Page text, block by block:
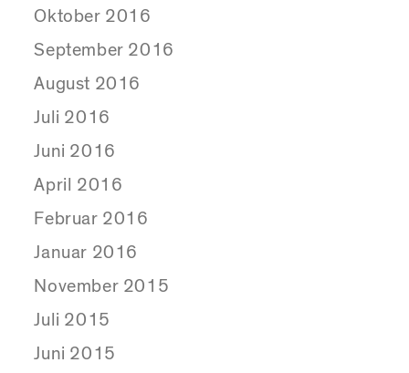
Oktober 2016
September 2016
August 2016
Juli 2016
Juni 2016
April 2016
Februar 2016
Januar 2016
November 2015
Juli 2015
Juni 2015